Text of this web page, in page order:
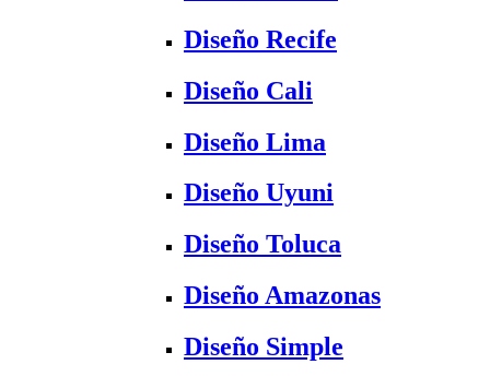
Diseño Recife
Diseño Cali
Diseño Lima
Diseño Uyuni
Diseño Toluca
Diseño Amazonas
Diseño Simple